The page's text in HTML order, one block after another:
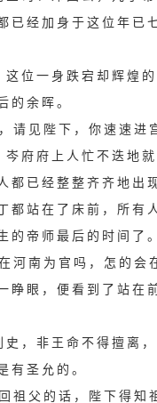
已经加身于这位年已
位一身跌宕却辉煌的
的余晖。
见陛下，你速速进
府府上人忙不迭地就
都已经整整齐齐地出
都站在了床前，所有
的帝师最后的时间了。
南为官吗，怎的会
睁眼，便看到了站在
，非王命不得擅离，
有圣允的。
父的话，陛下得知